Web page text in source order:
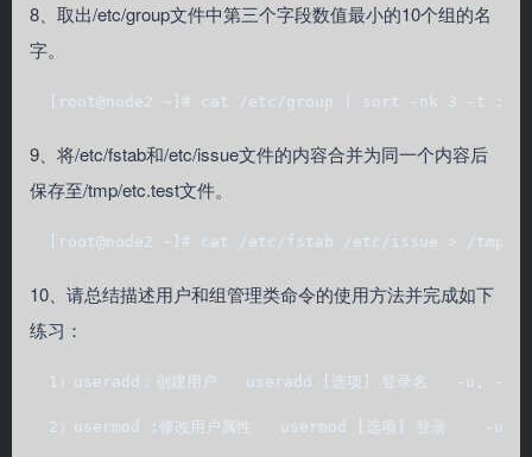
8、取出/etc/group文件中第三个字段数值最小的10个组的名
字。
[root@node2 ~]# cat /etc/group | sort -nk 3 -t :
9、将/etc/fstab和/etc/issue文件的内容合并为同一个内容后
保存至/tmp/etc.test文件。
[root@node2 ~]# cat /etc/fstab /etc/issue > /tmp/
10、请总结描述用户和组管理类命令的使用方法并完成如下
练习：
1）useradd：创建用户   useradd [选项] 登录名   -u, --
2）usermod :修改用户属性   usermod [选项] 登录    -u,